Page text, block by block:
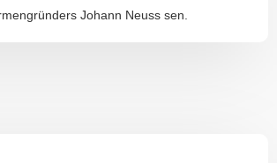
Johann Neuss sen.